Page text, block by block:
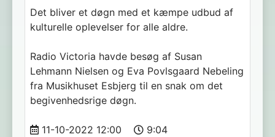
Det bliver et døgn med et kæmpe udbud af
kulturelle oplevelser for alle aldre.
Radio Victoria havde besøg af Susan
Lehmann Nielsen og Eva Povlsgaard Nebeling
fra Musikhuset Esbjerg til en snak om det
begivenhedsrige døgn.
11-10-2022 12:00 9:04